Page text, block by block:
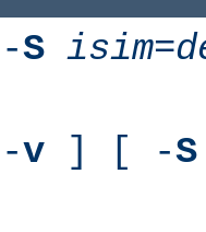
S
v ] [ -S